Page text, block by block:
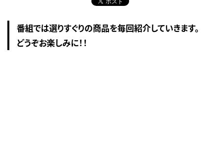
番組では選りすぐりの商品を毎回紹介していきます。
どうぞお楽しみに！！